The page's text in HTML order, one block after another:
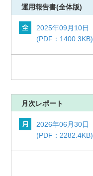
運用報告書(全体版)
2025年09月10日
(PDF：1400.3KB)
月次レポート
2026年06月30日
(PDF：2282.4KB)